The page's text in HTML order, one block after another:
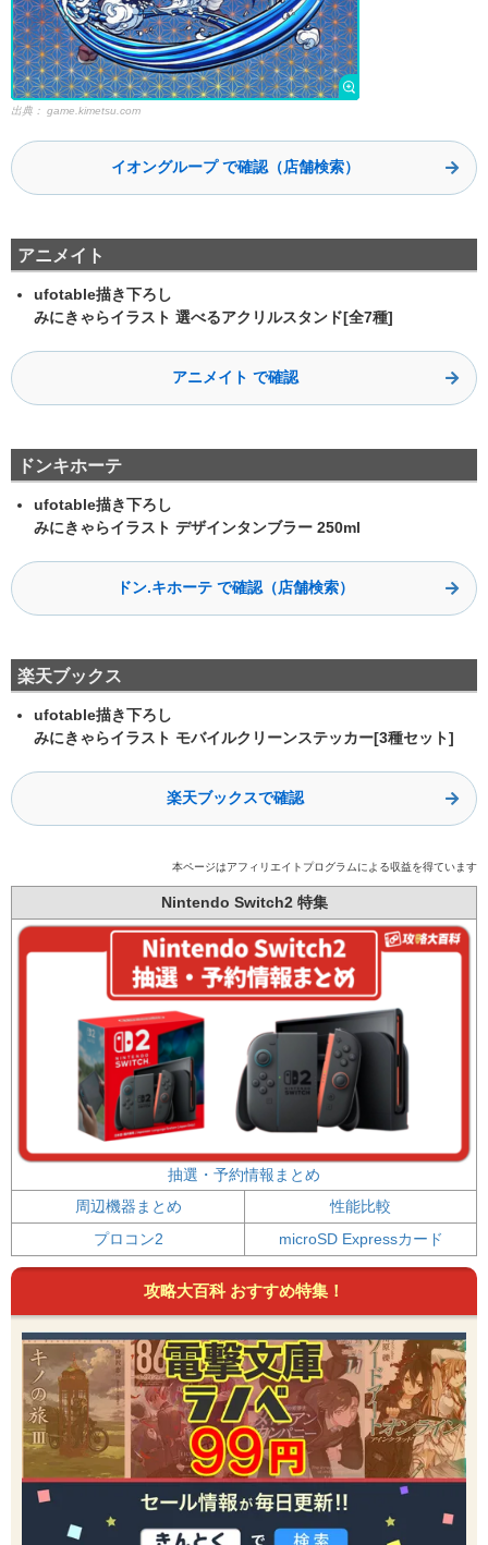
出典： game.kimetsu.com
イオングループ で確認（店舗検索）
アニメイト
ufotable描き下ろし
みにきゃらイラスト 選べるアクリルスタンド[全7種]
アニメイト で確認
ドンキホーテ
ufotable描き下ろし
みにきゃらイラスト デザインタンブラー 250ml
ドン.キホーテ で確認（店舗検索）
楽天ブックス
ufotable描き下ろし
みにきゃらイラスト モバイルクリーンステッカー[3種セット]
楽天ブックスで確認
本ページはアフィリエイトプログラムによる収益を得ています
Nintendo Switch2 特集
抽選・予約情報まとめ
周辺機器まとめ
性能比較
プロコン2
microSD Expressカード
攻略大百科 おすすめ特集！